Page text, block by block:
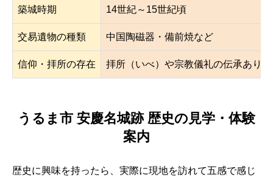
築城時期 14世紀～15世紀頃
交易遺物の種類 中国陶磁器・備前焼など
信仰・拝所の存在 拝所（いべ）や宗教儀礼の伝承あり
うるま市 安慶名城跡 歴史の見学・体験
案内
歴史に興味を持ったら、実際に現地を訪れて五感で感じ